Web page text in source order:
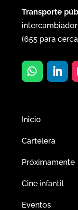
Transporte
(655para cerca
Inicio
Cartelera
Próximamente
Cine infantil
Eventos